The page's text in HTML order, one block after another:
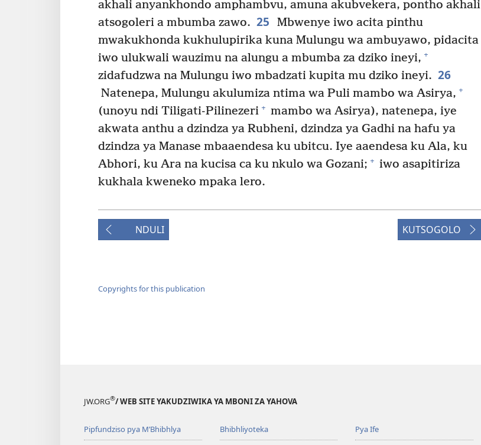
akhali anyankhondo amphambvu, amuna akubvekera, pontho akhali
atsogoleri a mbumba zawo. 25
Mbwenye iwo acita pinthu
mwakukhonda kukhulupirika kuna Mulungu wa ambuyawo, pidacita
iwo ulukwali wauzimu na alungu a mbumba za dziko ineyi, +
zidafudzwa na Mulungu iwo mbadzati kupita mu dziko ineyi. 26
Natenepa, Mulungu akulumiza ntima wa Puli mambo wa Asirya, +
(unoyu ndi Tiligati-Pilinezeri + mambo wa Asirya), natenepa, iye
akwata anthu a dzindza ya Rubheni, dzindza ya Gadhi na hafu ya
dzindza ya Manase mbaaendesa ku ubitcu. Iye aaendesa ku Ala, ku
Abhori, ku Ara na kucisa ca ku nkulo wa Gozani; + iwo asapitiriza
kukhala kweneko mpaka lero.
NDULI KUTSOGOLO
Copyrights for this publication
JW.ORG®/ WEB SITE YAKUDZIWIKA YA MBONI ZA YAHOVA
Pipfundziso pya M’Bhibhlya Bhibhliyoteka Pya Ife